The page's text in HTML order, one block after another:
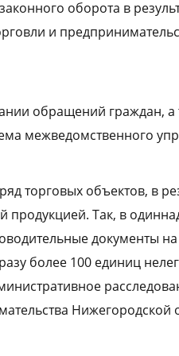
оборота в
и
обращений граждан, а
межведомственного
торговых объектов, в
Так, в
документы
более 100 единиц
Нижегородской